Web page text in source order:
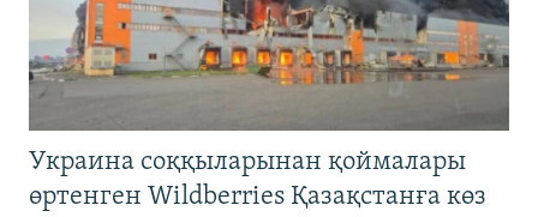
Украина соққыларынан қоймалары
өртенген Wildberries Қазақстанға көз